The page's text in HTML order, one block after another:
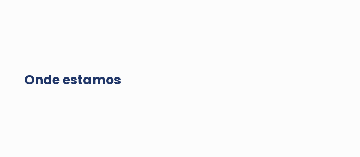
Onde estamos